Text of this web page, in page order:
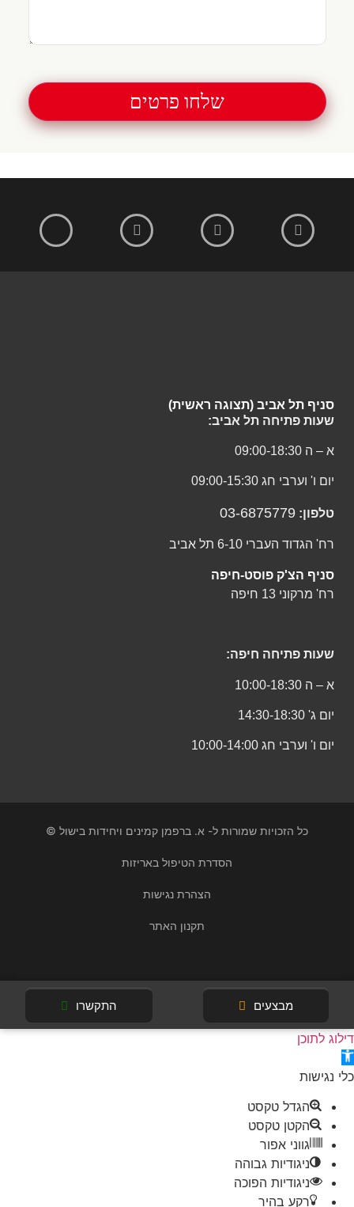
סניף תל אביב (תצוגה ראשית)
שעות פתיחה תל אביב:
א – ה 09:00-18:30
יום ו' וערבי חג 09:00-15:30
טלפון: 03-6875779
רח' הגדוד העברי 6-10 תל אביב
סניף הצ'ק פוסט-חיפה
רח' מרקוני 13 חיפה
שעות פתיחה חיפה:
א – ה 10:00-18:30
יום ג' 14:30-18:30
יום ו' וערבי חג 10:00-14:00
הסדרת הטיפול באריזות
הצהרת נגישות
תקנון האתר
© כל הזכויות שמורות ל- א. ברפמן קמינים ויחידות בישול
מבצעים התקשרו
דילוג לתוכן
פתח סרגל נגישות
כלי נגישות
הגדל טקסט
הקטן טקסט
גווני אפור
ניגודיות גבוהה
ניגודיות הפוכה
רקע בהיר